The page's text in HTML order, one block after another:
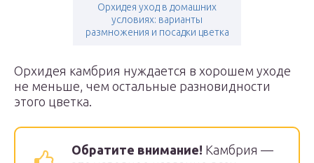
Орхидея уход в домашних
условиях: варианты
размножения и посадки цветка
Орхидея камбрия нуждается в хорошем уходе
не меньше, чем остальные разновидности
этого цветка.
Обратите внимание! Камбрия —